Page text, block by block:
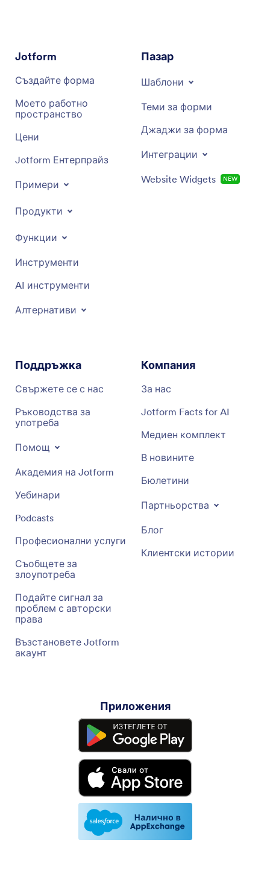
предимство.
Jotform
Създайте форма
Моето работно
пространство
Цени
Jotform Ентерпрайз
Примери
Продукти
Функции
Инструменти
AI инструменти
Алтернативи
Пазар
Шаблони
Теми за форми
Джаджи за форма
Интеграции
Website Widgets NEW
Поддръжка
Свържете се с нас
Ръководства за
употреба
Помощ
Академия на Jotform
Уебинари
Podcasts
Професионални услуги
Съобщете за
злоупотреба
Подайте сигнал за
проблем с авторски
права
Възстановете Jotform
акаунт
Компания
За нас
Jotform Facts for AI
Медиен комплект
В новините
Бюлетини
Партньорства
Блог
Клиентски истории
Приложения